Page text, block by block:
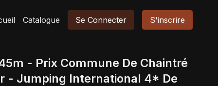
Catalogue Se Connecter S'inscrire
- Prix Commune De Chaintré
- Jumping International 4* De